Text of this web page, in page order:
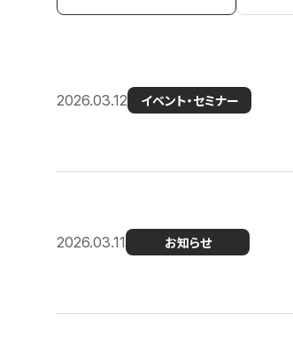
2026.03.12 イベント・セミナー
2026.03.11 お知らせ